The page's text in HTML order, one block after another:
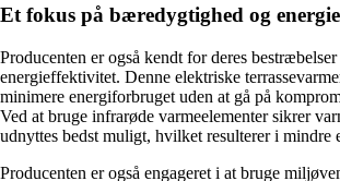
Et fokus på bæredygtighed og
Producenten er også kendt for deres
energieffektivitet. Denne elektriske
minimere energiforbruget uden at gå på
Ved at bruge infrarøde varmeelementer sikrer
udnyttes bedst muligt, hvilket resulterer i mindre
Producenten er også engageret i at bruge